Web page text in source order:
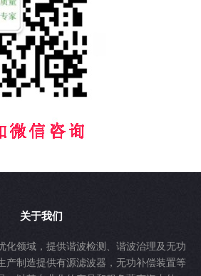
关于我们
化领域，提供谐波检测、谐波治理及无功
产制造提供有源滤波器，无功补偿装置等